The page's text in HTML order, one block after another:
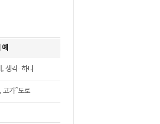
생각-하다
고가^도로